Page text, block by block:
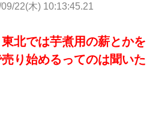
22(木) 10:13:45.21
北では芋煮用の薪とかを
り始めるってのは聞いた